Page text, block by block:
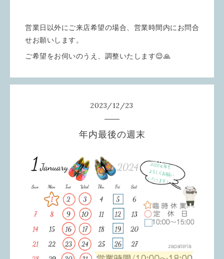
営業日以外にご来店希望の場合、営業時間内にお問合
せお願いします。
ご希望をお伺いのうえ、調整いたします😌🙏
2023/12/23
年内最後の週末